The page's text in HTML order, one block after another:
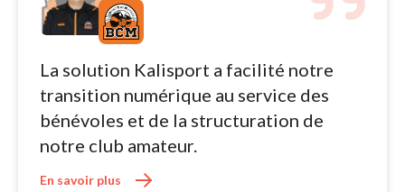
La solution Kalisport a facilité notre
transition numérique au service des
bénévoles et de la structuration de
notre club amateur.
En savoir plus